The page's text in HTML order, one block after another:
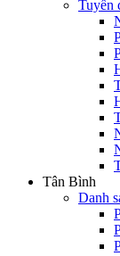
Tuyến
Tân Bình
Danh